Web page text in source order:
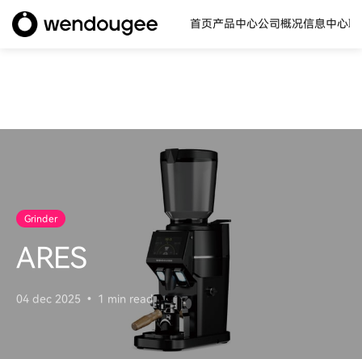
首页产品中心公司概况信息中心
Grinder
ARES
04 dec 2025 1 min read